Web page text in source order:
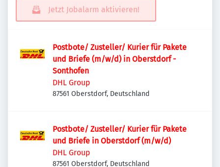
Jetzt Jobalarm aktivieren!
Postbote/ Zusteller/ Kurier für Pakete
und Briefe (m/w/d) in Oberstdorf -
Sonthofen
DHL Group
87561 Oberstdorf, Deutschland
Postbote/ Zusteller/ Kurier für Pakete
und Briefe in Oberstdorf (m/w/d)
DHL Group
87561 Oberstdorf, Deutschland